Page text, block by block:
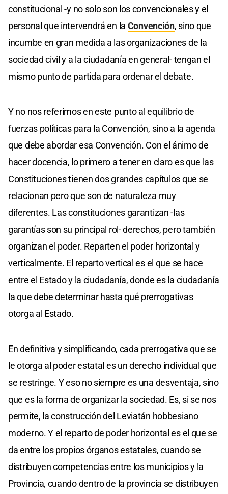
constitucional -y no solo son los convencionales y el
personal que intervendrá en la Convención, sino que
incumbe en gran medida a las organizaciones de la
sociedad civil y a la ciudadanía en general- tengan el
mismo punto de partida para ordenar el debate.
Y no nos referimos en este punto al equilibrio de
fuerzas políticas para la Convención, sino a la agenda
que debe abordar esa Convención. Con el ánimo de
hacer docencia, lo primero a tener en claro es que las
Constituciones tienen dos grandes capítulos que se
relacionan pero que son de naturaleza muy
diferentes. Las constituciones garantizan -las
garantías son su principal rol- derechos, pero también
organizan el poder. Reparten el poder horizontal y
verticalmente. El reparto vertical es el que se hace
entre el Estado y la ciudadanía, donde es la ciudadanía
la que debe determinar hasta qué prerrogativas
otorga al Estado.
En definitiva y simplificando, cada prerrogativa que se
le otorga al poder estatal es un derecho individual que
se restringe. Y eso no siempre es una desventaja, sino
que es la forma de organizar la sociedad. Es, si se nos
permite, la construcción del Leviatán hobbesiano
moderno. Y el reparto de poder horizontal es el que se
da entre los propios órganos estatales, cuando se
distribuyen competencias entre los municipios y la
Provincia, cuando dentro de la provincia se distribuyen